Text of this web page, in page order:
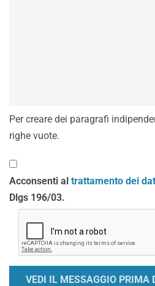
Per creare dei paragrafi
righe vuote.
Acconsenti al trattamento dei
Dlgs 196/03.